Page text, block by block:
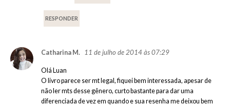
RESPONDER
Catharina M. 11 de julho de 2014 às 07:29
Olá Luan
O livro parece ser mt legal, fiquei bem interessada, apesar de
não ler mts desse gênero, curto bastante para dar uma
diferenciada de vez em quando e sua resenha me deixou bem